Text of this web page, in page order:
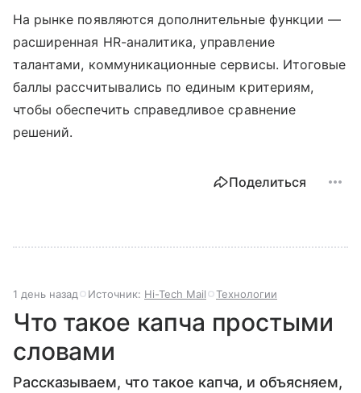
На рынке появляются дополнительные функции —
расширенная HR-аналитика, управление
талантами, коммуникационные сервисы. Итоговые
баллы рассчитывались по единым критериям,
чтобы обеспечить справедливое сравнение
решений.
Поделиться
1 день назад Источник: Hi-Tech Mail Технологии
Что такое капча простыми
словами
Рассказываем, что такое капча, и объясняем,